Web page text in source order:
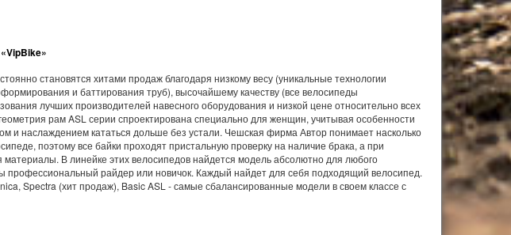
становятся хитами продаж благодаря низкому весу (уникальные технологии
и баттирования труб), высочайшему качеству (все велосипеды
лучших производителей навесного оборудования и низкой цене относительно всех
рам ASL серии спроектирована специально для женщин, учитывая особенности
и наслаждением кататься дольше без устали. Чешская фирма Автор понимает насколько
поэтому все байки проходят пристальную проверку на наличие брака, а при
В линейке этих велосипедов найдется модель абсолютно для любого
райдер или новичок. Каждый найдет для себя подходящий велосипед.
Spectra (хит продаж), Basic ASL - самые сбалансированные модели в своем классе с